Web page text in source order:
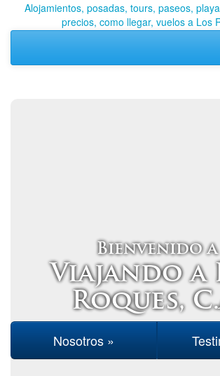
Alojamientos, posadas, tours, paseos,
precios, como llegar, vuelos a Los
Bienvenido a
Viajando a
Roques,
Nosotros »